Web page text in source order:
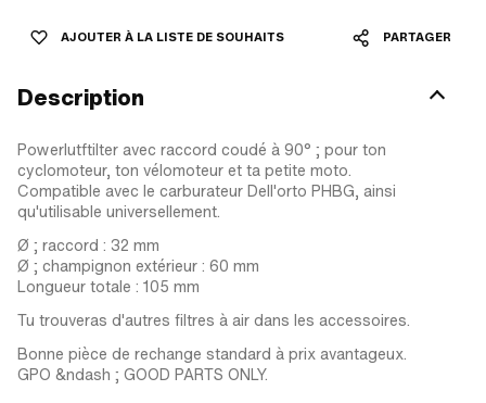
AJOUTER À LA LISTE DE SOUHAITS PARTAGER
Description
Powerlutftilter avec raccord coudé à 90° ; pour ton
cyclomoteur, ton vélomoteur et ta petite moto.
Compatible avec le carburateur Dell'orto PHBG, ainsi
qu'utilisable universellement.
Ø ; raccord : 32 mm
Ø ; champignon extérieur : 60 mm
Longueur totale : 105 mm
Tu trouveras d'autres filtres à air dans les accessoires.
Bonne pièce de rechange standard à prix avantageux.
GPO &ndash ; GOOD PARTS ONLY.